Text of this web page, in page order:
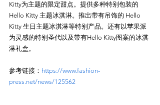
Kitty为主题的限定甜点。提供多种特别包装的
Hello Kitty 主题冰淇淋。推出带有吊饰的 Hello
Kitty 生日主题冰淇淋等特别产品。还有以苹果派
为灵感的特别圣代以及带有Hello Kitty图案的冰淇
参考链接： https://www.fashion-
press.net/news/125562